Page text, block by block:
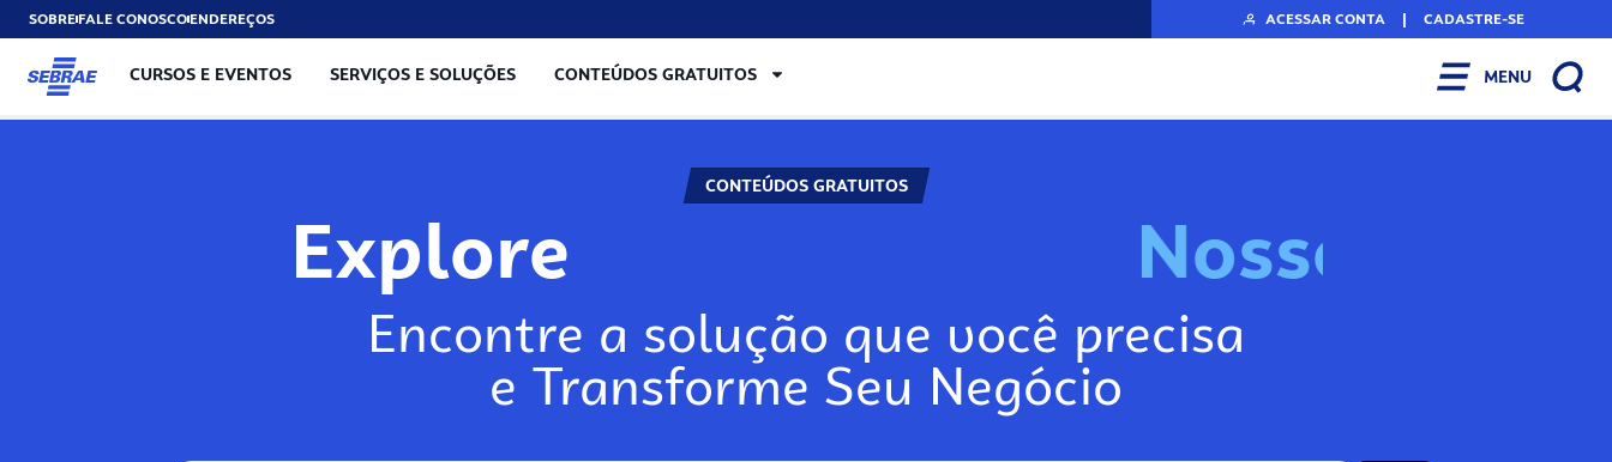
SOBREFALE CONOSCOENDEREÇOS ACESSAR CONTA | CADASTRE-SE
CURSOS E EVENTOS SERVIÇOS E SOLUÇÕES CONTEÚDOS GRATUITOS MENU
CONTEÚDOS GRATUITOS
Explore Nosso
Encontre a solução que você precisa
e Transforme Seu Negócio